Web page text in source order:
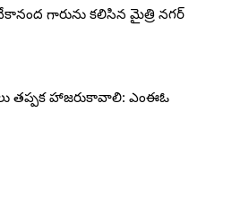
గారును కలిసిన మైత్రి నగర్
తప్పక హాజరుకావాలి: ఎంఈఓ